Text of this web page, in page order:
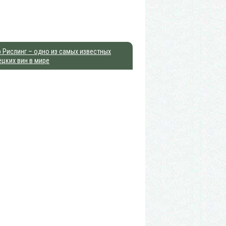
Рислинг – одно из самых известных
вин в мире